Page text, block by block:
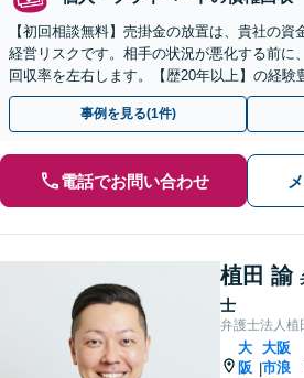
【初回相談無料】売掛金の放置は、貴社の資
経営リスクです。相手の状況が悪化する前に
回収率を左右します。【歴20年以上】の経験
ださい【休日・夜間相談可】【完全個室】【
事例を見る(1件)
電話でお問い合わせ
植田 諭
士
弁護士法人植
大
阪 |
大阪
市浪